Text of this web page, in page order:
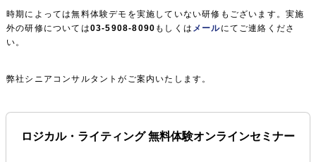
時期によっては無料体験デモを実施していない研修もございます。実施
外の研修については03-5908-8090 もしくは メールにてご連絡くださ
い。
弊社シニアコンサルタントがご案内いたします。
ロジカル・ライティング 無料体験オンラインセミナー